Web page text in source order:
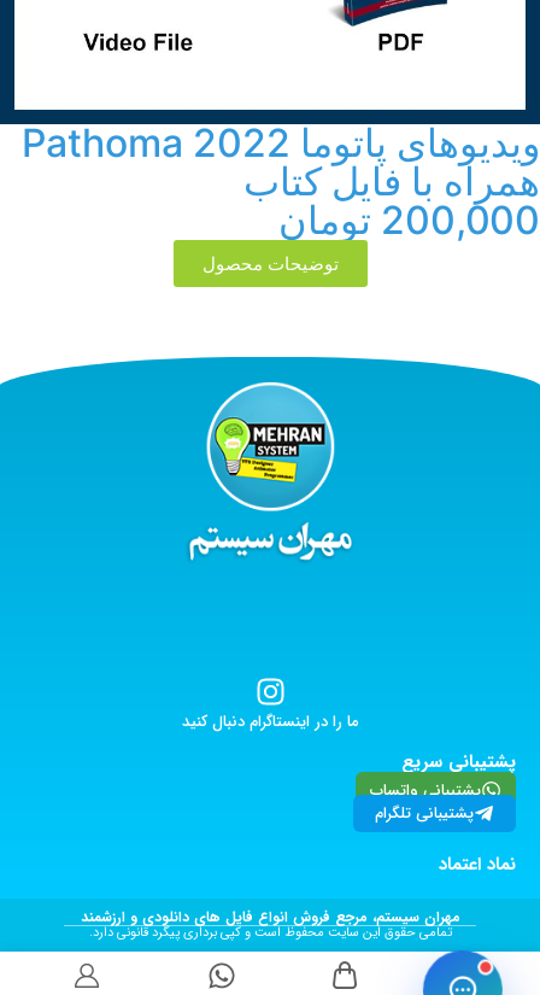
ویدیوهای پاتوما Pathoma 2022
با فایل کتاب
تومان
توضیحات محصول
ما را در اینستاگرام دنبال کنید
پشتیبانی سریع
پشتیبانی واتساپ
پشتیبانی تلگرام
نماد اعتماد
مهران سیستم، مرجع فروش انواع فایل های دانلودی و ارزشمند
تمامی حقوق این سایت محفوظ است و کپی برداری پیگرد قانونی دارد.